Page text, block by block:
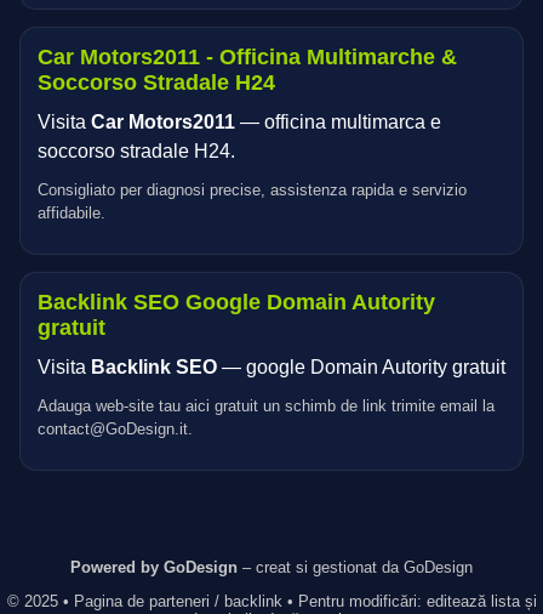
Car Motors2011 - Officina Multimarche &
Soccorso Stradale H24
Visita Car Motors2011 — officina multimarca e
soccorso stradale H24.
Consigliato per diagnosi precise, assistenza rapida e servizio
affidabile.
Backlink SEO Google Domain Autority
gratuit
Visita Backlink SEO — google Domain Autority gratuit
Adauga web-site tau aici gratuit un schimb de link trimite email la
contact@GoDesign.it.
Powered by GoDesign – creat si gestionat da GoDesign
© 2025 • Pagina de parteneri / backlink • Pentru modificări: editează lista și